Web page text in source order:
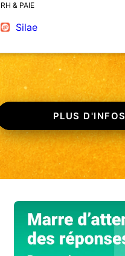
RH & PAIE
Silae
PLUS D'INFOS